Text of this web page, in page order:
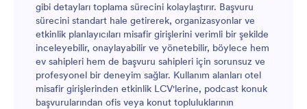
gibi detayları toplama sürecini kolaylaştırır. Başvuru
sürecini standart hale getirerek, organizasyonlar ve
etkinlik planlayıcıları misafir girişlerini verimli bir şekilde
inceleyebilir, onaylayabilir ve yönetebilir, böylece hem
ev sahipleri hem de başvuru sahipleri için sorunsuz ve
profesyonel bir deneyim sağlar. Kullanım alanları otel
misafir girişlerinden etkinlik LCV'lerine, podcast konuk
başvurularından ofis veya konut topluluklarının